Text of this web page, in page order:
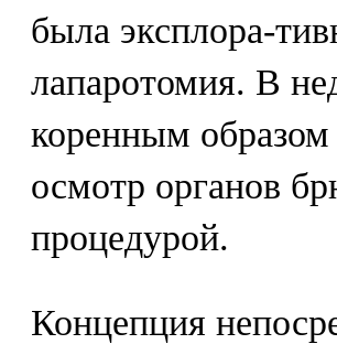
была эксплора-
лапаротомия. В
коренным
осмотр органов
процедурой.
Концепция